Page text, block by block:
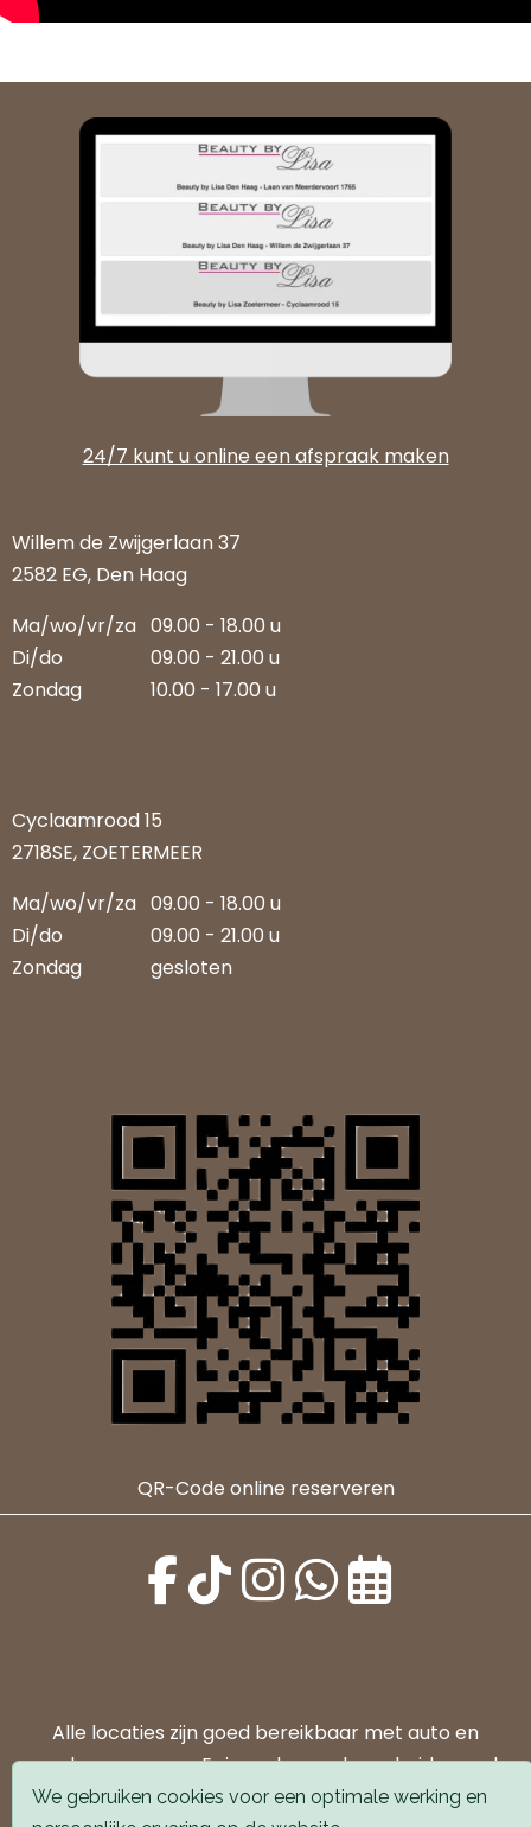
24/7 kunt u online een afspraak maken
Willem de Zwijgerlaan 37
2582 EG, Den Haag
Ma/wo/vr/za 09.00 - 18.00 u
Di/do
09.00 - 21.00 u
Zondag
10.00 - 17.00 u
Cyclaamrood 15
2718SE, ZOETERMEER
Ma/wo/vr/za 09.00 - 18.00 u
Di/do
09.00 - 21.00 u
Zondag
gesloten
QR-Code online reserveren
Alle locaties zijn goed bereikbaar met auto en
openbaar vervoer. Er is parkeergelegenheid voor de
deur.
We gebruiken cookies voor een optimale werking en